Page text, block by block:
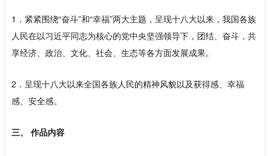
1．紧紧围绕“奋斗”和“幸福”两大主题，呈现十八大以来，我国各族
人民在以习近平同志为核心的党中央坚强领导下，团结、奋斗，共
享经济、政治、文化、社会、生态等各方面发展成果。
2．呈现十八大以来全国各族人民的精神风貌以及获得感、幸福
感、安全感。
三、 作品内容